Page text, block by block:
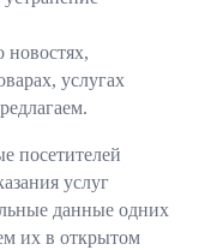
услугах
посетителей
услуг
данные одних
их в открытом